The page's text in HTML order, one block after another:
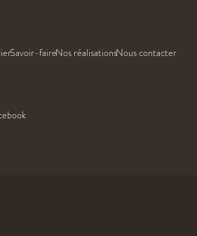
Savoir-faireNos réalisationsNous contacter